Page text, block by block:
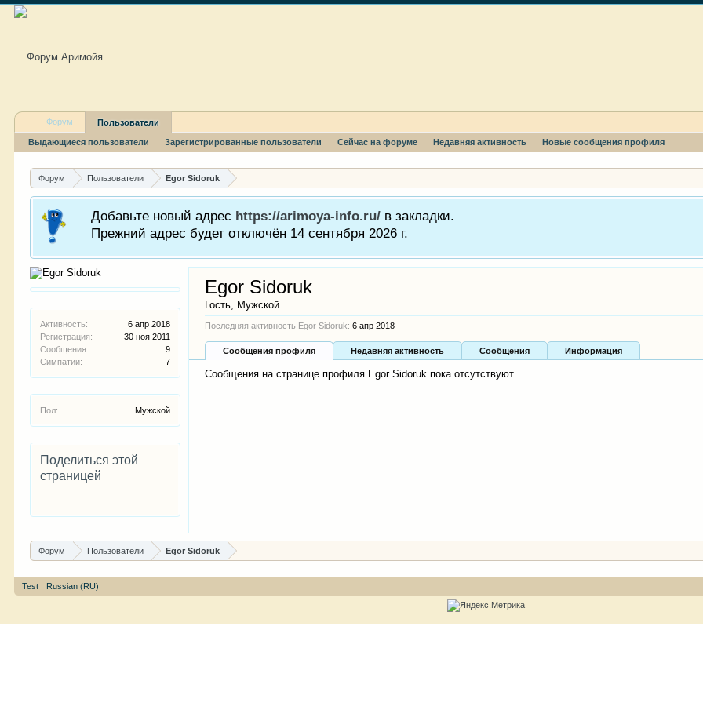
Форум Пользователи Egor Sidoruk
Добавьте новый адрес https://arimoya-info.ru/ в закладки.
Прежний адрес будет отключён 14 сентября 2026 г.
Активность:
6 апр 2018
Регистрация:
30 ноя 2011
Сообщения:
9
Симпатии:
7
Пол: Мужской
Поделиться этой
страницей
Egor Sidoruk
Гость, Мужской
Последняя активность Egor Sidoruk: 6 апр 2018
Сообщения профиля Недавняя активность Сообщения Информация
Сообщения на странице профиля Egor Sidoruk пока отсутствуют.
Форум Пользователи Egor Sidoruk
Форум Пользователи
Выдающиеся пользователи Зарегистрированные пользователи Сейчас на форуме Недавняя активность Новые сообщения профиля
Test Russian (RU)